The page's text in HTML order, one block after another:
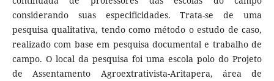
considerando suas especificidades. Trata-se de uma
pesquisa qualitativa, tendo como método o estudo de caso,
realizado com base em pesquisa documental e trabalho de
campo. O local da pesquisa foi uma escola polo do Projeto
de Assentamento Agroextrativista-Aritapera, área de